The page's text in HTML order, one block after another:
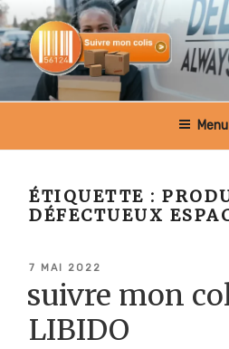
Aller
au
contenu
principal
SUIVRE MON
Menu
ÉTIQUETTE :
DÉFECTUEUX
PUBLIÉ
7 MAI 2022
suivre mon
LIBIDO